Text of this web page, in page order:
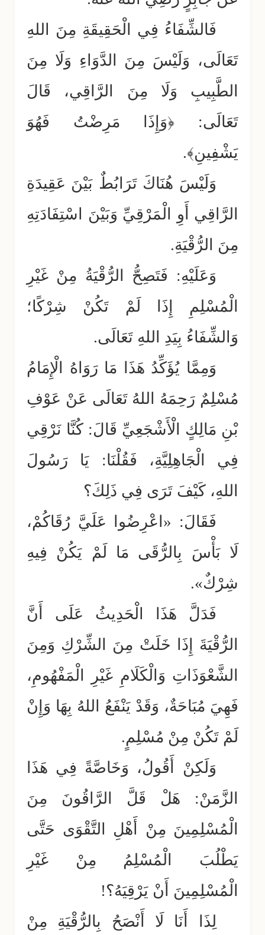
فَالشِّفَاءُ فِي الْحَقِيقَةِ مِنَ اللهِ
تَعَالَى، وَلَيْسَ مِنَ الدَّوَاءِ وَلَا مِنَ
الطَّبِيبِ وَلَا مِنَ الرَّاقِي، قَالَ
تَعَالَى: ﴿وَإِذَا مَرِضْتُ فَهُوَ
يَشْفِينِ﴾.
وَلَيْسَ هُنَاكَ تَرَابُطٌ بَيْنَ عَقِيدَةِ
الرَّاقِي أَوِ الْمَرْقِيِّ وَبَيْنَ اسْتِفَادَتِهِ
مِنَ الرُّقْيَةِ.
وَعَلَيْهِ: فَتَصِحُّ الرُّقْيَةُ مِنْ غَيْرِ
الْمُسْلِمِ إِذَا لَمْ تَكُنْ شِرْكًا؛
وَالشِّفَاءُ بِيَدِ اللهِ تَعَالَى.
وَمِمَّا يُؤَكِّدُ هَذَا مَا رَوَاهُ الْإِمَامُ
مُسْلِمٌ رَحِمَهُ اللهُ تَعَالَى عَنْ عَوْفِ
بْنِ مَالِكٍ الْأَشْجَعِيِّ قَالَ: كُنَّا نَرْقِي
فِي الْجَاهِلِيَّةِ، فَقُلْنَا: يَا رَسُولَ
اللهِ، كَيْفَ تَرَى فِي ذَلِكَ؟
فَقَالَ: «اعْرِضُوا عَلَيَّ رُقَاكُمْ،
لَا بَأْسَ بِالرُّقَى مَا لَمْ يَكُنْ فِيهِ
شِرْكٌ».
فَدَلَّ هَذَا الْحَدِيثُ عَلَى أَنَّ
الرُّقْيَةَ إِذَا خَلَتْ مِنَ الشِّرْكِ وَمِنَ
الشَّعْوَذَاتِ وَالْكَلَامِ غَيْرِ الْمَفْهُومِ،
فَهِيَ مُبَاحَةٌ، وَقَدْ يَنْفَعُ اللهُ بِهَا وَإِنْ
لَمْ تَكُنْ مِنْ مُسْلِمٍ.
وَلَكِنْ أَقُولُ، وَخَاصَّةً فِي هَذَا
الزَّمَنْ: هَلْ قَلَّ الرَّاقُونَ مِنَ
الْمُسْلِمِينَ مِنْ أَهْلِ التَّقْوَى حَتَّى
يَطْلُبَ الْمُسْلِمُ مِنْ غَيْرِ
الْمُسْلِمِينَ أَنْ يَرْقِيَهُ؟!
لِذَا أَنَا لَا أَنْصَحُ بِالرُّقْيَةِ مِنْ